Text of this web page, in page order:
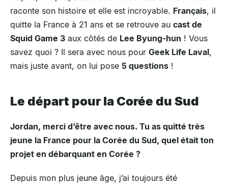
raconte son histoire et elle est incroyable. Français, il
quitte la France à 21 ans et se retrouve au cast de
Squid Game 3 aux côtés de Lee Byung-hun ! Vous
savez quoi ? Il sera avec nous pour Geek Life Laval,
mais juste avant, on lui pose 5 questions !
Le départ pour la Corée du Sud
Jordan, merci d’être avec nous. Tu as quitté très
jeune la France pour la Corée du Sud, quel était ton
projet en débarquant en Corée ?
Depuis mon plus jeune âge, j’ai toujours été